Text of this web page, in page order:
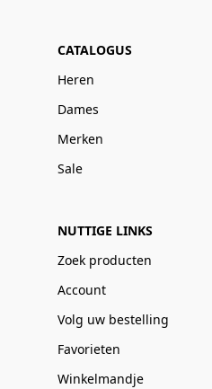
CATALOGUS
Heren
Dames
Merken
Sale
NUTTIGE LINKS
Zoek producten
Account
Volg uw bestelling
Favorieten
Winkelmandje